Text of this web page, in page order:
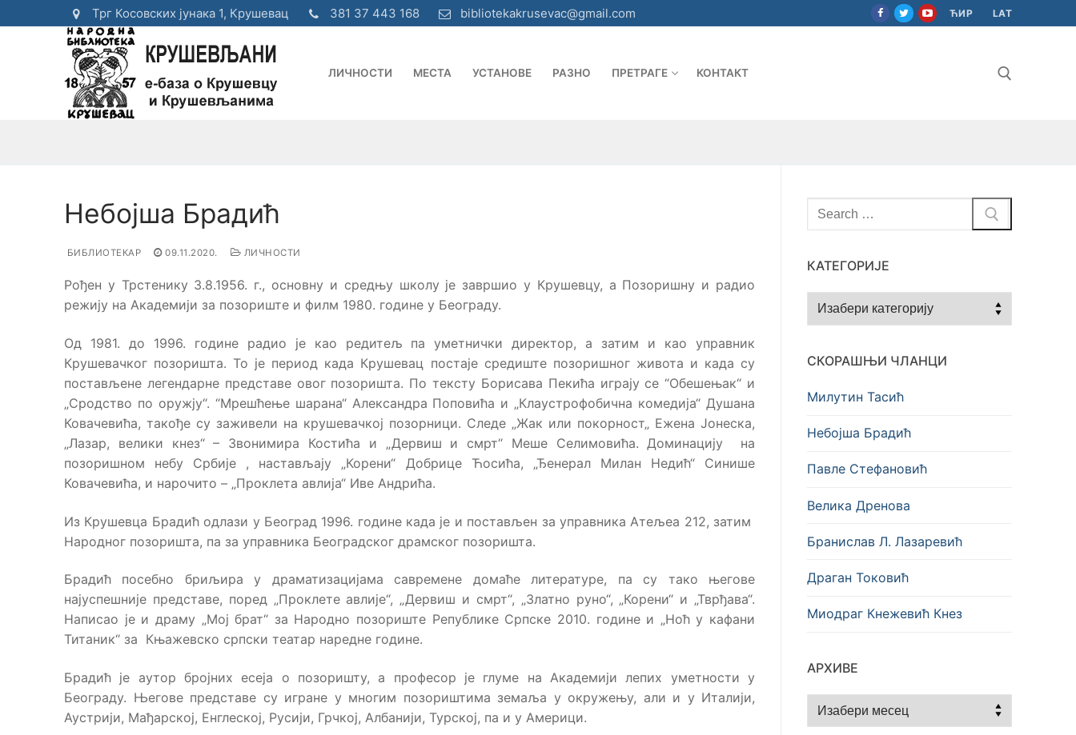
до
Трг Косовских јунака 1, Крушевац 381 37 443 168 bibliotekakrusevac@gmail.com ЋИР LAT
ЛИЧНОСТИ МЕСТА УСТАНОВЕ РАЗНО ПРЕТРАГЕ КОНТАКТ
Небојша Брадић
БИБЛИОТЕКАР 09.11.2020. ЛИЧНОСТИ
Рођен у Трстенику 3.8.1956. г., основну и средњу школу је завршио у Крушевцу, а Позоришну и радио
режију на Академији за позориште и филм 1980. године у Београду.
Од 1981. до 1996. године радио је као редитељ па уметнички директор, а затим и као управник
Крушевачког позоришта. То је период када Крушевац постаје средиште позоришног живота и када су
постављене легендарне представе овог позоришта. По тексту Борисава Пекића играју се “Обешењак“ и
„Сродство по оружју“. “Мрешћење шарана“ Александра Поповића и „Клаустрофобична комедија“ Душана
Ковачевића, такође су заживели на крушевачкој позорници. Следе „Жак или покорност„ Ежена Јонеска,
„Лазар, велики кнез“ – Звонимира Костића и „Дервиш и смрт“ Меше Селимовића. Доминацију на
позоришном небу Србије , настављају „Корени“ Добрице Ћосића, „Ђенерал Милан Недић“ Синише
Ковачевића, и нарочито – „Проклета авлија“ Иве Андрића.
Из Крушевца Брадић одлази у Београд 1996. године када је и постављен за управника Атељеа 212, затим
Народног позоришта, па за управника Београдског драмског позоришта.
Брадић посебно бриљира у драматизацијама савремене домаће литературе, па су тако његове
најуспешније представе, поред „Проклете авлије“, „Дервиш и смрт“, „Златно руно“, „Корени“ и „Тврђава“.
Написао је и драму „Мој брат“ за Народно позориште Републике Српске 2010. године и „Ноћ у кафани
Титаник“ за Књажевско српски театар наредне године.
Брадић је аутор бројних есеја о позоришту, а професор је глуме на Академији лепих уметности у
Београду. Његове представе су игране у многим позориштима земаља у окружењу, али и у Италији,
Аустрији, Мађарској, Енглеској, Русији, Грчкој, Албанији, Турској, па и у Америци.
Тражи
за:
КАТЕГОРИЈЕ
Категорије
СКОРАШЊИ ЧЛАНЦИ
Милутин Тасић
Небојша Брадић
Павле Стефановић
Велика Дренова
Бранислав Л. Лазаревић
Драган Токовић
Миодраг Кнежевић Кнез
АРХИВЕ
Архиве